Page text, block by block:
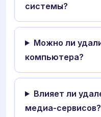
системы?
Можно ли
компьютера?
Влияет ли
медиа-сервисов?